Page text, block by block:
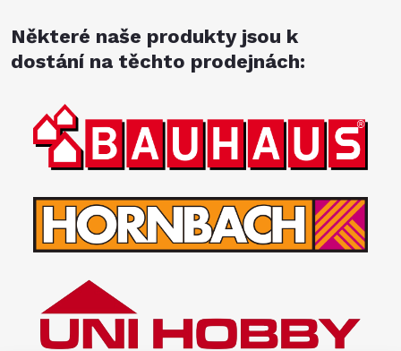
Některé naše produkty jsou k
dostání na těchto prodejnách: